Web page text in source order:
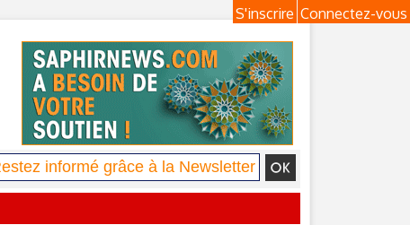
Connectez-vous
S'inscrire